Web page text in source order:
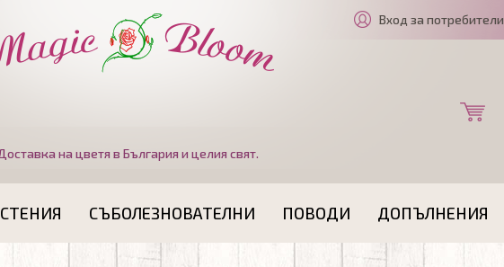
на цветя в България и целия свят.
Вход за потребители
СЪБОЛЕЗНОВАТЕЛНИ ПОВОДИ ДОПЪЛНЕНИЯ